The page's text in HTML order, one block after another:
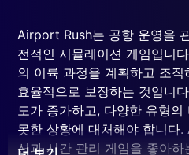
Airport Rush는 공항 운영을
전적인 시뮬레이션 게임입니
의 이륙 과정을 계획하고 조
효율적으로 보장하는 것입니
도가 증가하고, 다양한 유형
못한 상황에 대처해야 합니다
션과 시간 관리 게임을 좋아